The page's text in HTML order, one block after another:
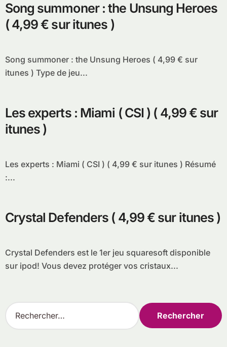
Song summoner : the Unsung Heroes
( 4,99 € sur itunes )
Song summoner : the Unsung Heroes ( 4,99 € sur
itunes ) Type de jeu...
Les experts : Miami ( CSI ) ( 4,99 € sur
itunes )
Les experts : Miami ( CSI ) ( 4,99 € sur itunes ) Résumé
:...
Crystal Defenders ( 4,99 € sur itunes )
Crystal Defenders est le 1er jeu squaresoft disponible
sur ipod! Vous devez protéger vos cristaux...
R
e